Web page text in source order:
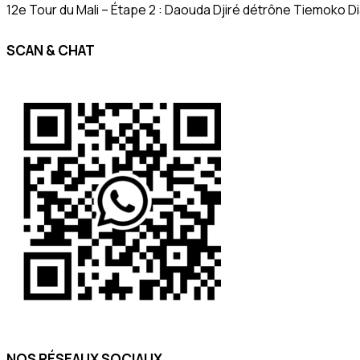
12e Tour du Mali – Étape 2 : Daouda Djiré détrône Tiemoko
SCAN & CHAT